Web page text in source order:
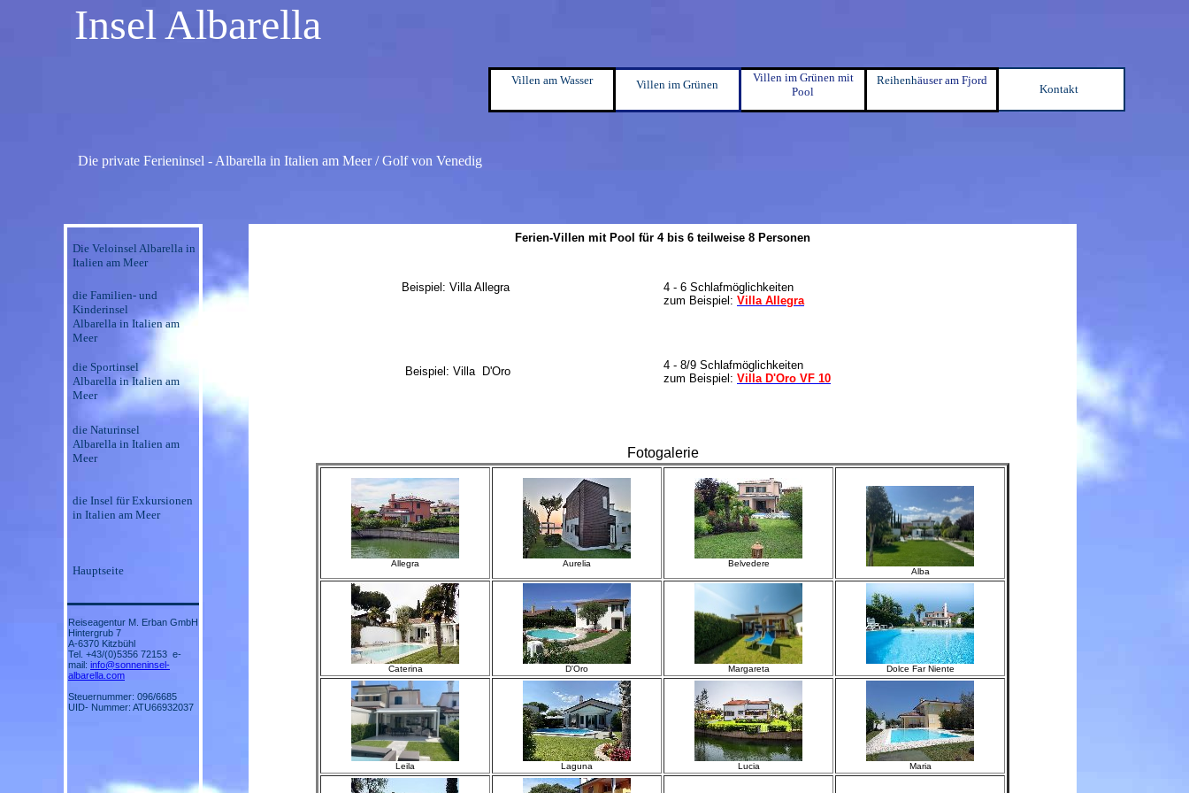
Insel Albarella
Villen am Wasser Villen im Grünen
Villen im Grünen mit
Pool
Reihenhäuser am Fjord
Kontakt
Die private Ferieninsel - Albarella in Italien am Meer / Golf von Venedig
Die Veloinsel Albarella in
Italien am Meer
die Familien- und
Kinderinsel
Albarella in Italien am
Meer
die Sportinsel
Albarella in Italien am
Meer
die Naturinsel
Albarella in Italien am
Meer
die Insel für Exkursionen
in Italien am Meer
Hauptseite
Reiseagentur M. Erban GmbH
Hintergrub 7
A-6370 Kitzbühl
Tel. +43/(0)5356 72153 e-
mail: info@sonneninsel-
albarella.com
Steuernummer: 096/6685
UID- Nummer: ATU66932037
Ferien-Villen mit Pool für 4 bis 6 teilweise 8 Personen
Beispiel: Villa Allegra
4 - 6 Schlafmöglichkeiten
zum Beispiel: Villa Allegra
Beispiel: Villa D'Oro
4 - 8/9 Schlafmöglichkeiten
zum Beispiel: Villa D'Oro VF 10
Fotogalerie
Allegra Aurelia
Belvedere
Alba
Caterina D'Oro Margareta Dolce Far Niente
Leila Laguna Lucia Maria